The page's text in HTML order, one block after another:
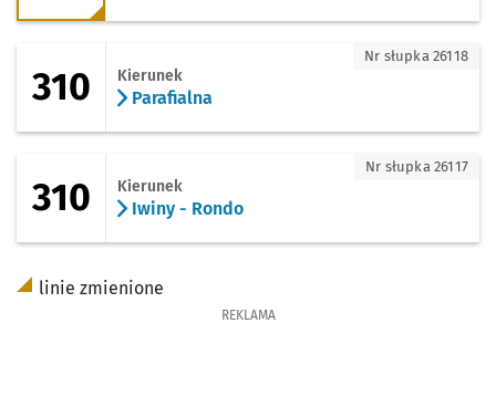
310 Kierunek
Parafialna
Nr słupka 26118
310 Kierunek
Iwiny - Rondo
Nr słupka 26117
linie zmienione
REKLAMA